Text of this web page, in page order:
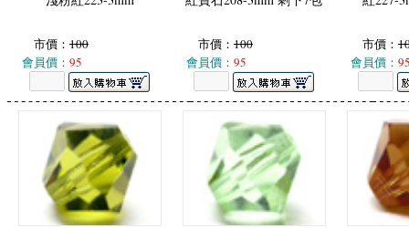
市價： 100
會員價： 95
市價： 100
會員價： 95
市價：
會員價：